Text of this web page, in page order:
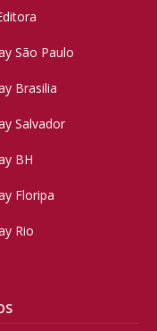
São Paulo
Brasilia
Salvador
BH
Floripa
Rio